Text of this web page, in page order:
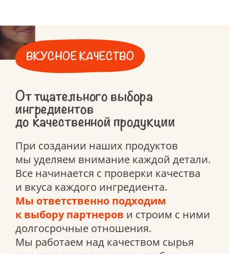
ВКУСНОЕ КАЧЕСТВО
От тщательного выбора
ингредиентов
до качественной продукции
При создании наших продуктов
мы уделяем внимание каждой детали.
Все начинается с проверки качества
и вкуса каждого ингредиента.
Мы ответственно подходим
к выбору партнеров и строим с ними
долгосрочные отношения.
Мы работаем над качеством сырья